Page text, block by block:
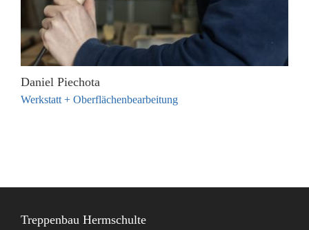
Daniel Piechota
Werkstatt + Oberflächenbearbeitung
Treppenbau Hermschulte